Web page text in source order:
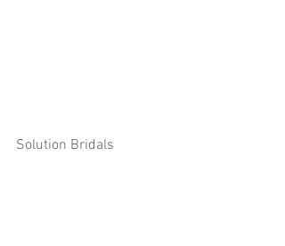
Solution Bridals